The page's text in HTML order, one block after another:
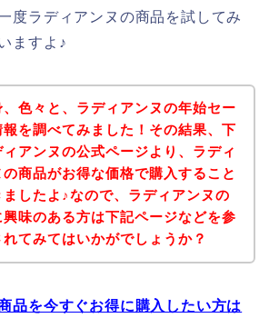
度ラディアンヌの商品を試してみ
ますよ♪
、色々と、ラディアンヌの年始セー
報を調べてみました！その結果、下
アンヌの公式ページより、ラディ
の商品がお得な価格で購入すること
ましたよ♪なので、ラディアンヌの
興味のある方は下記ページなどを参
てみてはいかがでしょうか？
品を今すぐお得に購入したい方は